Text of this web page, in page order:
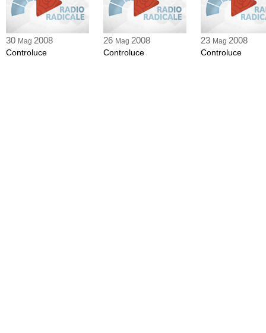
30 Mag 2008
Controluce
26 Mag 2008
Controluce
23 Mag 2008
Controluce